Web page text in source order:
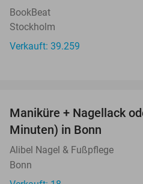
BookBeat
Stockholm
Verkauft: 39.259
Maniküre + Nagellack
Minuten) in Bonn
Alibel Nagel & Fußpflege
Bonn